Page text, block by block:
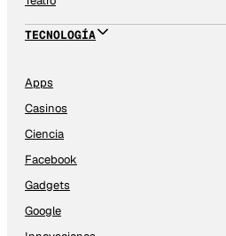
TECNOLOGÍA
Apps
Casinos
Ciencia
Facebook
Gadgets
Google